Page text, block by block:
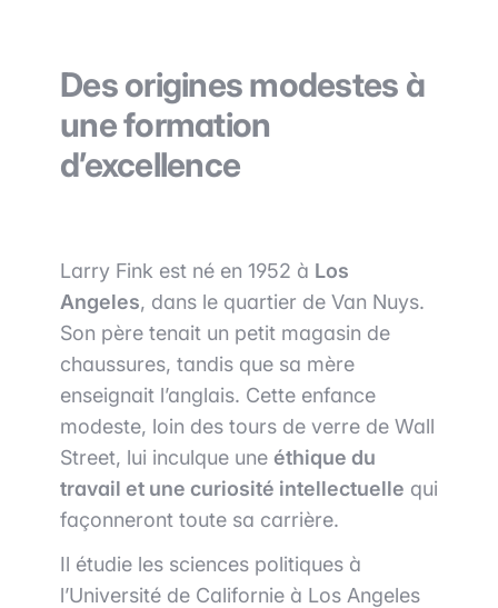
Des origines modestes à
une formation
d’excellence
Larry Fink est né en 1952 à Los
Angeles, dans le quartier de Van Nuys.
Son père tenait un petit magasin de
chaussures, tandis que sa mère
enseignait l’anglais. Cette enfance
modeste, loin des tours de verre de Wall
Street, lui inculque une éthique du
travail et une curiosité intellectuelle qui
façonneront toute sa carrière.
Il étudie les sciences politiques à
l’Université de Californie à Los Angeles